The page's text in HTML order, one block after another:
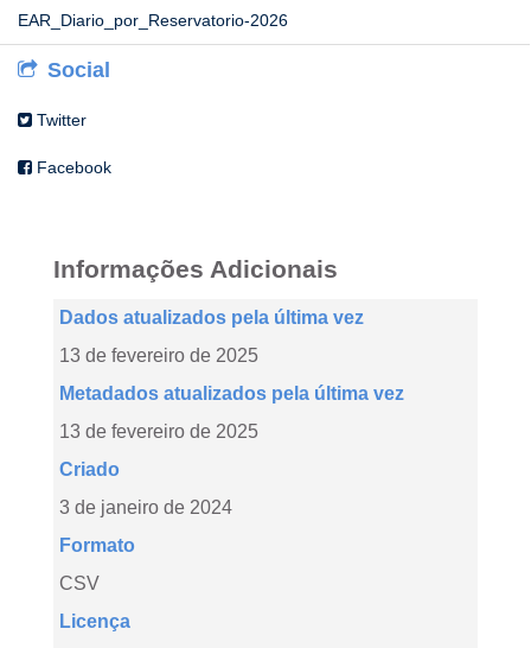
EAR_Diario_por_Reservatorio-2026
Social
Twitter
Facebook
Informações Adicionais
Dados atualizados pela última vez
13 de fevereiro de 2025
Metadados atualizados pela última vez
13 de fevereiro de 2025
Criado
3 de janeiro de 2024
Formato
CSV
Licença